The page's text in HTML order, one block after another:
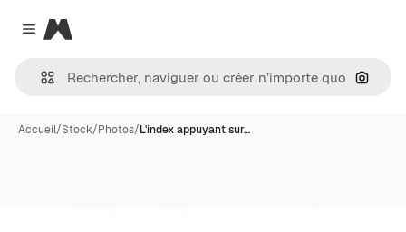
Close menu
Magnific
Accueil/Stock/Photos/L'index appuyant sur…